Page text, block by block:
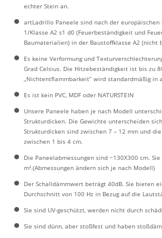
echter Stein an.
artLadrillo Paneele sind nach der europäischen
1/Klasse A2 s1 d0 (Feuerbeständigkeit und
Baumaterialien) in der Baustoffklasse A2 (nicht
Es keine Verformung und
Grad Celsius. Die Hitzebeständigkeit ist bis zu
„Nichtentflammbarkeit” wird standardmäßig in
Es ist kein PVC, MDF oder NATURSTEIN
Unsere Paneele haben je nach Modell
Strukturdicken. Die Gewichte unterscheiden
Strukturdicken sind zwischen 7 – 12 mm und
zwischen 1 bis 4 cm.
Die Paneelabmessungen sind ~130X300 cm.
m².(Abmessungen ändern sich je nach Modell)
Der Schalldämmwert beträgt 40dB. Sie bieten
Durchschnitt von 100 Hz in Bezug auf die
Sie sind UV-geschützt, werden nicht durch
Sie sind dünn, aber stoßfest und haben